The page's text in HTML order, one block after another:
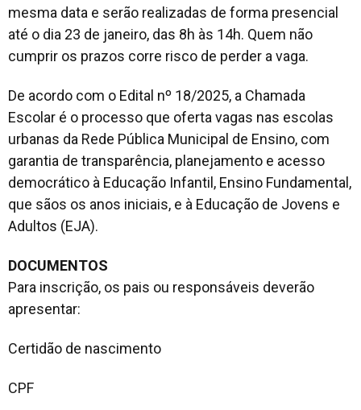
mesma data e serão realizadas de forma presencial
até o dia 23 de janeiro, das 8h às 14h. Quem não
cumprir os prazos corre risco de perder a vaga.
De acordo com o Edital nº 18/2025, a Chamada
Escolar é o processo que oferta vagas nas escolas
urbanas da Rede Pública Municipal de Ensino, com
garantia de transparência, planejamento e acesso
democrático à Educação Infantil, Ensino Fundamental,
que sãos os anos iniciais, e à Educação de Jovens e
Adultos (EJA).
DOCUMENTOS
Para inscrição, os pais ou responsáveis deverão
apresentar:
Certidão de nascimento
CPF